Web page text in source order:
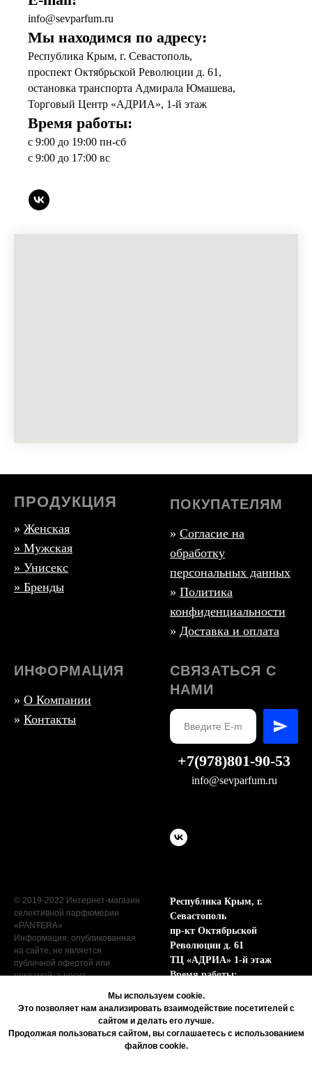
info@sevparfum.ru
Мы находимся по адресу:
Республика Крым, г. Севастополь,
проспект Октябрьской Революции д. 61,
остановка транспорта Адмирала Юмашева,
Торговый Центр «АДРИА», 1-й этаж
Время работы:
с 9:00 до 19:00 пн-сб
с 9:00 до 17:00 вс
ПРОДУКЦИЯ
» Женская
» Мужская
» Унисекс
» Бренды
ПОКУПАТЕЛЯМ
» Согласие на
обработку
персональных данных
» Политика
конфиденциальности
» Доставка и оплата
ИНФОРМАЦИЯ
» О Компании
» Контакты
СВЯЗАТЬСЯ С
НАМИ
+7(978)801-90-53
info@sevparfum.ru
© 2019-2022 Интернет-магазин
селективной парфюмерии
«PANŦERA»
Информация, опубликованная
на сайте, не является
публичной офертой или
рекламой, а носит
Республика Крым, г.
Севастополь
пр-кт Октябрьской
Революции д. 61
ТЦ «АДРИА» 1-й этаж
Время работы:
Вс с 9:00 до 17:00
Мы используем cookie.
Это позволяет нам анализировать взаимодействие посетителей с
сайтом и делать его лучше.
Продолжая пользоваться сайтом, вы соглашаетесь с использованием
файлов cookie.